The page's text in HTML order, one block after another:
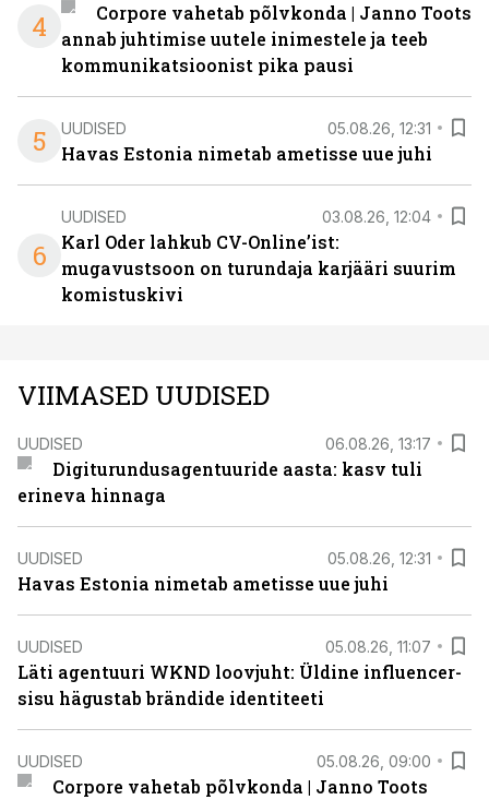
4
Corpore vahetab põlvkonda | Janno Toots
annab juhtimise uutele inimestele ja teeb
kommunikatsioonist pika pausi
5 UUDISED 05.08.26, 12:31
Havas Estonia nimetab ametisse uue juhi
6
UUDISED 03.08.26, 12:04
Karl Oder lahkub CV-Online’ist:
mugavustsoon on turundaja karjääri suurim
komistuskivi
VIIMASED UUDISED
UUDISED 06.08.26, 13:17
Digiturundusagentuuride aasta: kasv tuli
erineva hinnaga
UUDISED 05.08.26, 12:31
Havas Estonia nimetab ametisse uue juhi
UUDISED 05.08.26, 11:07
Läti agentuuri WKND loovjuht: Üldine influencer-
sisu hägustab brändide identiteeti
UUDISED 05.08.26, 09:00
Corpore vahetab põlvkonda | Janno Toots